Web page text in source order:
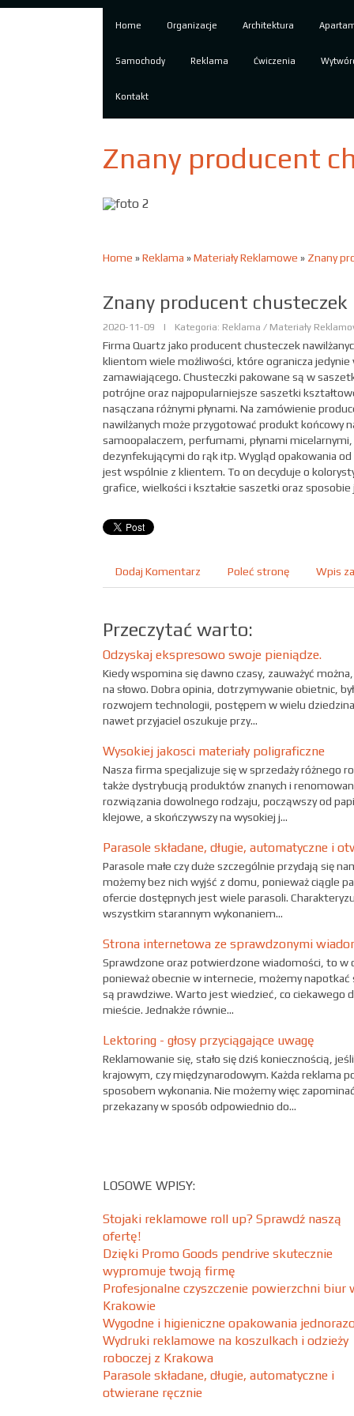
Home Organizacje Architektura
Samochody Reklama Ćwiczenia
Kontakt
Znany producent
Home »Reklama »Materiały Reklamowe » Znany
Znany producent chusteczek
2020-11-09 | Kategoria: Reklama / Materiały
Firma Quartz jako producent chusteczek
klientom wiele możliwości, które ogranicza jedynie
zamawiającego. Chusteczki pakowane są w
potrójne oraz najpopularniejsze saszetki
nasączana różnymi płynami. Na zamówienie
nawilżanych może przygotować produkt końcowy
samoopalaczem, perfumami, płynami
dezynfekującymi do rąk itp. Wygląd opakowania
jest wspólnie z klientem. To on decyduje o
grafice, wielkości i kształcie saszetki oraz
Dodaj Komentarz Poleć stronę Wpis
Przeczytać warto:
Odzyskaj ekspresowo swoje pieniądze.
Kiedy wspomina się dawno czasy, zauważyć
na słowo. Dobra opinia, dotrzymywanie obietnic,
rozwojem technologii, postępem w wielu
nawet przyjaciel oszukuje przy...
Wysokiej jakosci materiały poligraficzne
Nasza firma specjalizuje się w sprzedaży różnego
także dystrybucją produktów znanych i
rozwiązania dowolnego rodzaju, począwszy od
klejowe, a skończywszy na wysokiej j...
Parasole składane, długie, automatyczne i
Parasole małe czy duże szczególnie przydają się
możemy bez nich wyjść z domu, ponieważ ciągle
ofercie dostępnych jest wiele parasoli.
wszystkim starannym wykonaniem...
Strona internetowa ze sprawdzonymi
Sprawdzone oraz potwierdzone wiadomości, to w
ponieważ obecnie w internecie, możemy
są prawdziwe. Warto jest wiedzieć, co ciekawego
mieście. Jednakże równie...
Lektoring - głosy przyciągające uwagę
Reklamowanie się, stało się dziś koniecznością,
krajowym, czy międzynarodowym. Każda reklama
sposobem wykonania. Nie możemy więc
przekazany w sposób odpowiednio do...
LOSOWE WPISY:
Stojaki reklamowe roll up? Sprawdź naszą
ofertę!
Dzięki Promo Goods pendrive skutecznie
wypromuje twoją firmę
Profesjonalne czyszczenie powierzchni biur
Krakowie
Wygodne i higieniczne opakowania
Wydruki reklamowe na koszulkach i odzieży
roboczej z Krakowa
Parasole składane, długie, automatyczne i
otwierane ręcznie